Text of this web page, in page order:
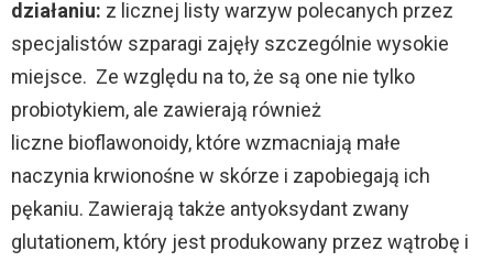
działaniu: z licznej listy warzyw polecanych przez
specjalistów szparagi zajęły szczególnie wysokie
miejsce. Ze względu na to, że są one nie tylko
probiotykiem, ale zawierają również
liczne bioflawonoidy, które wzmacniają małe
naczynia krwionośne w skórze i zapobiegają ich
pękaniu. Zawierają także antyoksydant zwany
glutationem, który jest produkowany przez wątrobę i